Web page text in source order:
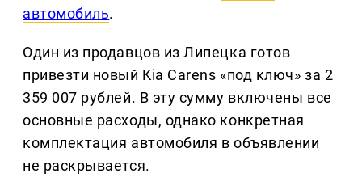
автомобиль.
Один из продавцов из Липецка готов
привезти новый Kia Carens «под ключ» за 2
359 007 рублей. В эту сумму включены все
основные расходы, однако конкретная
комплектация автомобиля в объявлении
не раскрывается.